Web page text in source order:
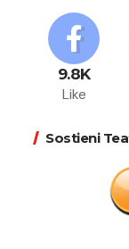
9.8K
Like
Sostieni